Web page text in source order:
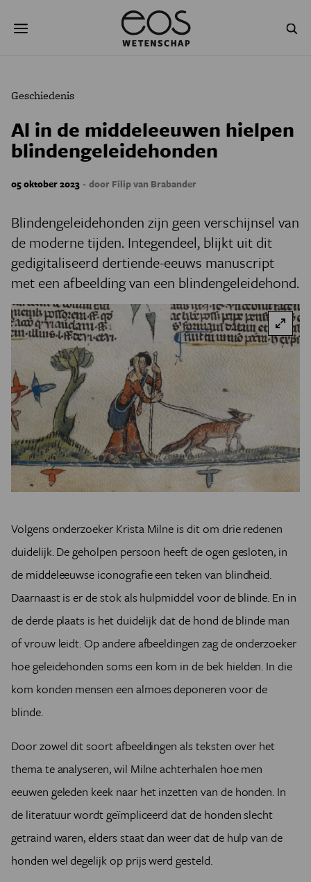
naar
NATUURWETENSCHAPPEN GESCHIEDENIS
PSYCHE & BREIN
PODCAST AGENDA
JONGE UITDAGERS
Geschiedenis
Al in de middeleeuwen hielpen
blindengeleidehonden
05 oktober 2023 - door Filip van Brabander
Blindengeleidehonden zijn geen verschijnsel van
de moderne tijden. Integendeel, blijkt uit dit
gedigitaliseerd dertiende-eeuws manuscript
met een afbeelding van een blindengeleidehond.
Volgens onderzoeker Krista Milne is dit om drie redenen
duidelijk. De geholpen persoon heeft de ogen gesloten, in
de middeleeuwse iconografie een teken van blindheid.
Daarnaast is er de stok als hulpmiddel voor de blinde. En in
de derde plaats is het duidelijk dat de hond de blinde man
of vrouw leidt. Op andere afbeeldingen zag de onderzoeker
hoe geleidehonden soms een kom in de bek hielden. In die
kom konden mensen een almoes deponeren voor de
blinde.
Door zowel dit soort afbeeldingen als teksten over het
thema te analyseren, wil Milne achterhalen hoe men
eeuwen geleden keek naar het inzetten van de honden. In
de literatuur wordt geïmpliceerd dat de honden slecht
getraind waren, elders staat dan weer dat de hulp van de
honden wel degelijk op prijs werd gesteld.